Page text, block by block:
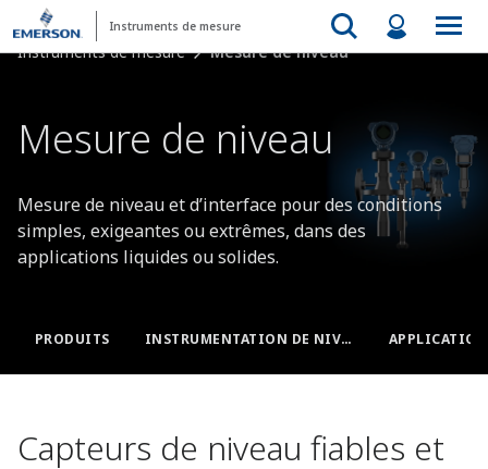
Instruments de mesure
Instruments de mesure Mesure de niveau
Mesure de niveau​
Mesure de niveau et d’interface pour des conditions
simples, exigeantes ou extrêmes, dans des
applications liquides ou solides.​​
PRODUITS INSTRUMENTATION DE NIVEAU
Capteurs de niveau fiables et